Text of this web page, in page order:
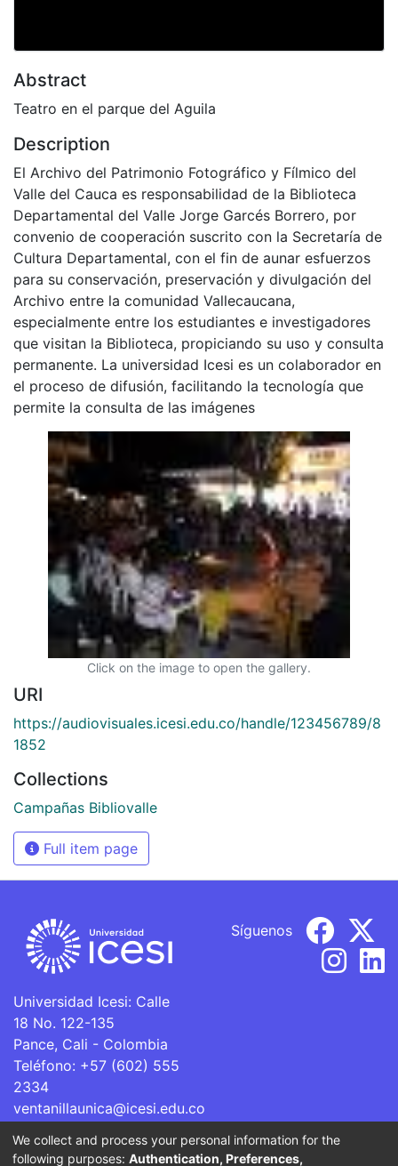
Abstract
Teatro en el parque del Aguila
Description
El Archivo del Patrimonio Fotográfico y Fílmico del
Valle del Cauca es responsabilidad de la Biblioteca
Departamental del Valle Jorge Garcés Borrero, por
convenio de cooperación suscrito con la Secretaría de
Cultura Departamental, con el fin de aunar esfuerzos
para su conservación, preservación y divulgación del
Archivo entre la comunidad Vallecaucana,
especialmente entre los estudiantes e investigadores
que visitan la Biblioteca, propiciando su uso y consulta
permanente. La universidad Icesi es un colaborador en
el proceso de difusión, facilitando la tecnología que
permite la consulta de las imágenes
Click on the image to open the gallery.
URI
https://audiovisuales.icesi.edu.co/handle/123456789/8
1852
Collections
Campañas Bibliovalle
Full item page
Universidad Icesi: Calle
18 No. 122-135
Pance, Cali - Colombia
Teléfono: +57 (602) 555
2334
ventanillaunica@icesi.edu.co
Síguenos
La Universidad Icesi es una Institución de Educación
We collect and process your personal information for the
following purposes: Authentication, Preferences,